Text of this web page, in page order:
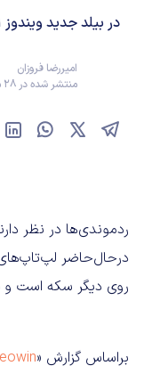
در بیلد جدید ویندوز 11، تنظیمات جدیدی برای افزایش عمر باتری لپ‌تاپ‌ها دیده می‌شود.
امیررضا فروزان
منتشر شده در 28 مرداد 1403 | 19:15
ردموندی‌ها در نظر
درحال‌حاضر لپ‌تاپ‌های
روی دیگر سکه‌ است و
براساس گزارش «